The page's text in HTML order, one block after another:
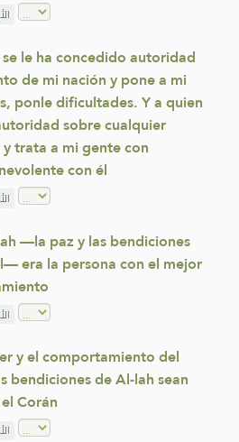
le ha concedido autoridad
de mi nación y pone a mi
ponle dificultades. Y a quien
sobre cualquier
trata a mi gente con
con él
—la paz y las bendiciones
era la persona con el mejor
y el comportamiento del
de Al-lah sean
Corán